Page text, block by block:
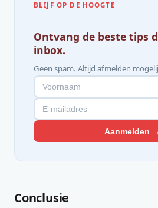
BLIJF OP DE HOOGTE
Ontvang de beste tips
inbox.
Geen spam. Altijd afmelden
Aanmelden →
Conclusie